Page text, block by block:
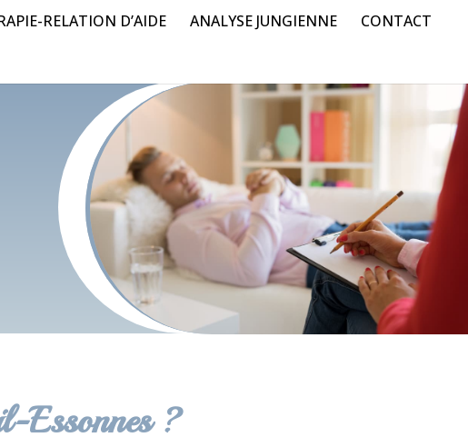
RELATION D’AIDE ANALYSE JUNGIENNE CONTACT
Essonnes ?